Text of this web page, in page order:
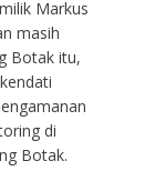
Markus
masih
Botak itu,
di
Botak.